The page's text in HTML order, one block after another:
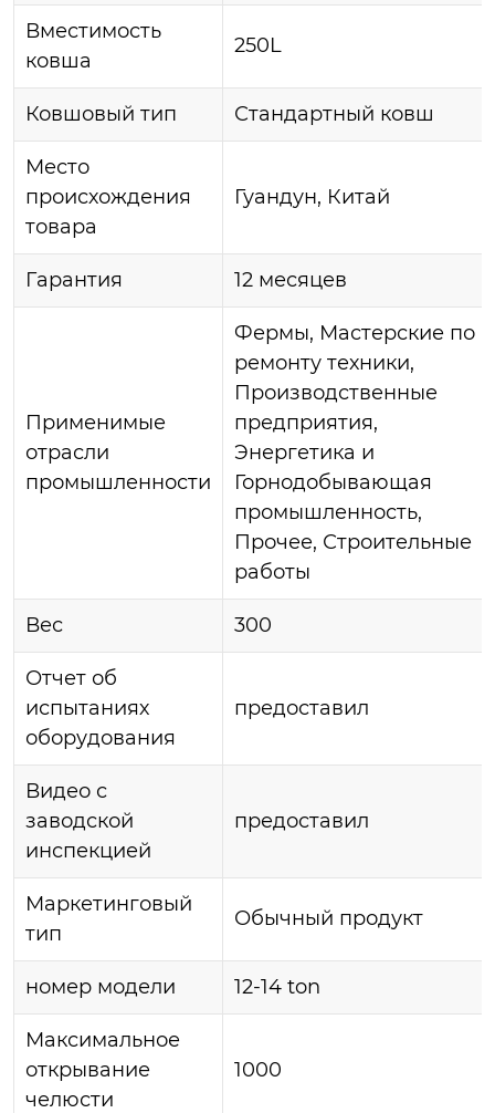
Вместимость
ковша
250L
Ковшовый тип Стандартный ковш
Место
происхождения
товара
Гуандун, Китай
Гарантия 12 месяцев
Применимые
отрасли
промышленности
Фермы, Мастерские по
ремонту техники,
Производственные
предприятия,
Энергетика и
Горнодобывающая
промышленность,
Прочее, Строительные
работы
Вес 300
Отчет об
испытаниях
оборудования
предостaвил
Видео с
заводской
инспекцией
предостaвил
Маркетинговый
тип
Обычный продукт
номер модели 12-14 ton
Максимальное
открывание
челюсти
1000